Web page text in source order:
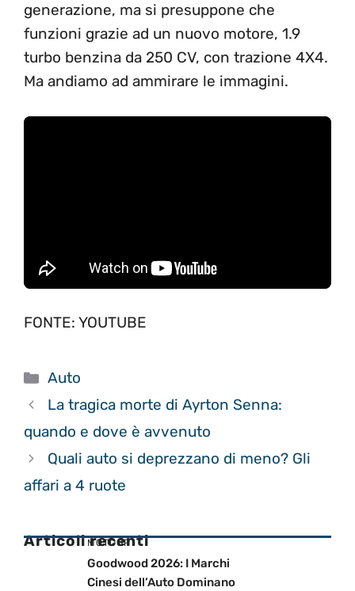
generazione, ma si presuppone che
funzioni grazie ad un nuovo motore, 1.9
turbo benzina da 250 CV, con trazione 4X4.
Ma andiamo ad ammirare le immagini.
FONTE: YOUTUBE
Categorie
Auto
La tragica morte di Ayrton Senna:
quando e dove è avvenuto
Quali auto si deprezzano di meno? Gli
affari a 4 ruote
Articoli recenti
MOTOGP
Goodwood 2026: I Marchi
Cinesi dell’Auto Dominano